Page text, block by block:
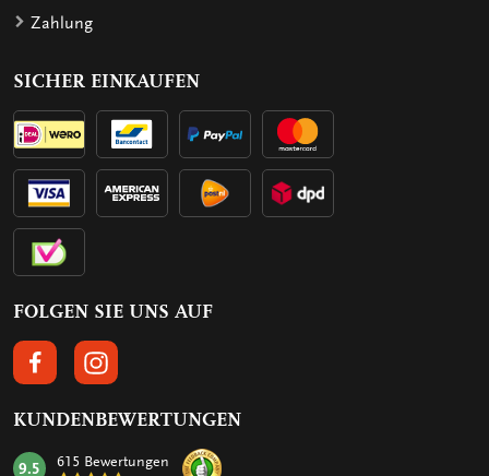
Zahlung
SICHER EINKAUFEN
FOLGEN SIE UNS AUF
FOLGEN SIE UNS AUF FACEBOOK
FOLGEN SIE UNS AUF INSTAGRAM
KUNDENBEWERTUNGEN
9.5 615 Bewertungen